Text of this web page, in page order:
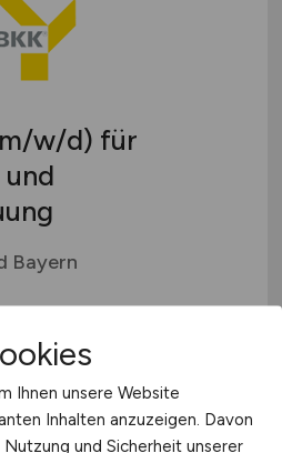
w/d) für
Bayern
Ihnen unsere Website
Inhalten anzuzeigen. Davon
und Sicherheit unserer